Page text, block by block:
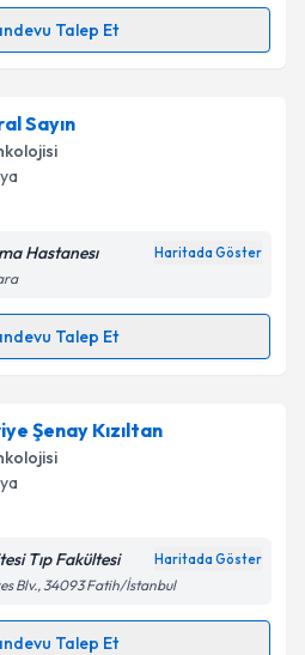
işlenmesine ilişkin
ve kişisel verilerimin belirtilen
Talebini Gönder
Talep Et
Talebi
uzmandan randevu almanız
e-posta ile
işlenmesine ilişkinAydınlatma
kabul ediyorum.
Talebini Gönder
Sayın
Hastanesı Haritada Göster
Talep Et
Talebi
için randevu takvimi talebi
randevu almanız için bir
e-posta ile bilgilendireceğiz.
işlenmesine ilişkin
Şenay Kızıltan
Tıp Fakültesi Haritada Göster
Blv., 34093 Fatih/İstanbul
Talep Et